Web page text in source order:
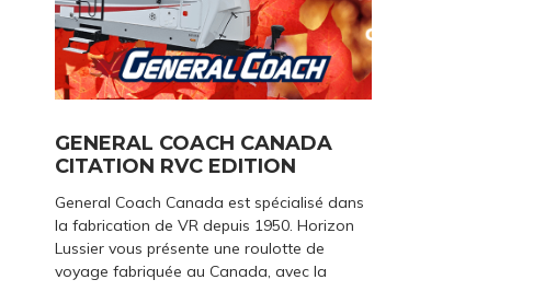
GENERAL COACH CANADA
CITATION RVC EDITION
General Coach Canada est spécialisé dans
la fabrication de VR depuis 1950. Horizon
Lussier vous présente une roulotte de
voyage fabriquée au Canada, avec la